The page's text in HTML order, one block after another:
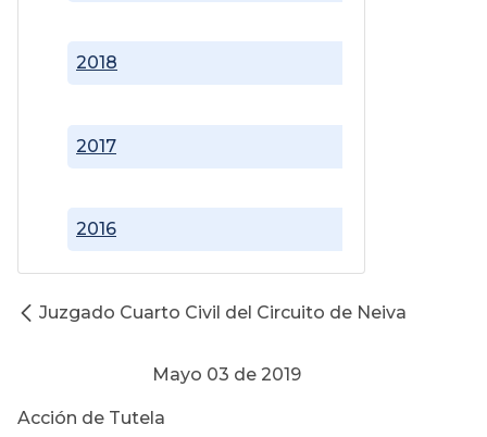
2016
2017
2018
Juzgado Cuarto Civil del Circuito de Neiva
Mayo 03 de 2019
Acción de Tutela